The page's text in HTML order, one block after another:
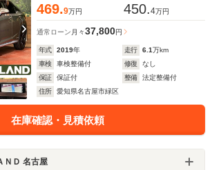
469.9万円 450.4万円
通常ローン 月々37,800円
年式 2019年 走行 6.1万km
車検
車検整備付 修復
なし
保証
保証付 整備
法定整備付
住所
愛知県名古屋市緑区
在庫確認・見積依頼
Ｄ 名古屋